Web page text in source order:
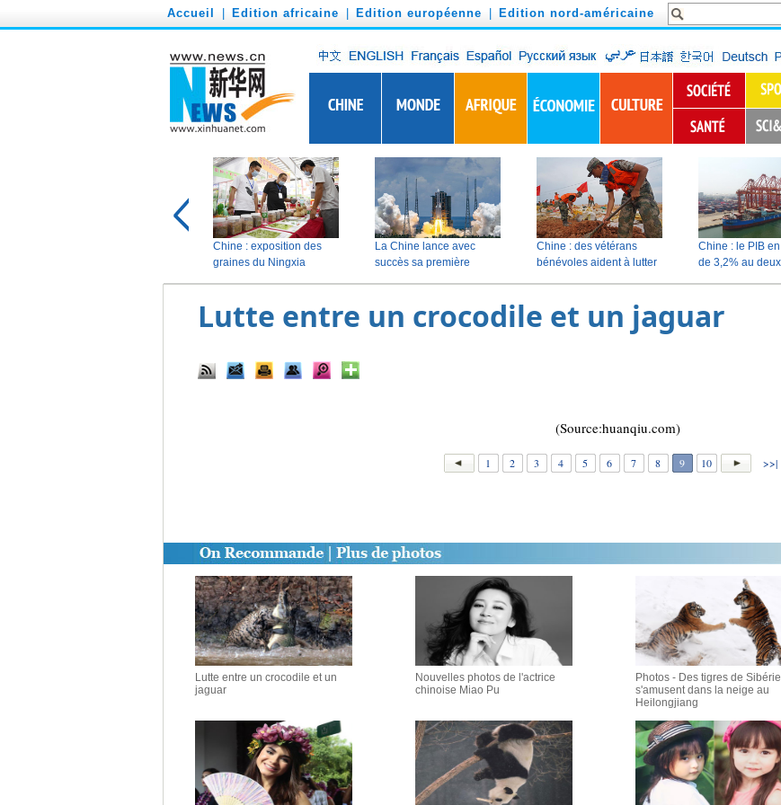
Accueil Edition africaine Edition européenne Edition nord-américaine
Lutte entre un crocodile et un jaguar
(Source:huanqiu.com)
1 2 3 4 5 6 7 8 9 10 >>|
Lutte entre un crocodile et un
jaguar
Nouvelles photos de l'actrice
chinoise Miao Pu
Photos - Des tigres de Sibérie
s'amusent dans la neige au
Heilongjiang